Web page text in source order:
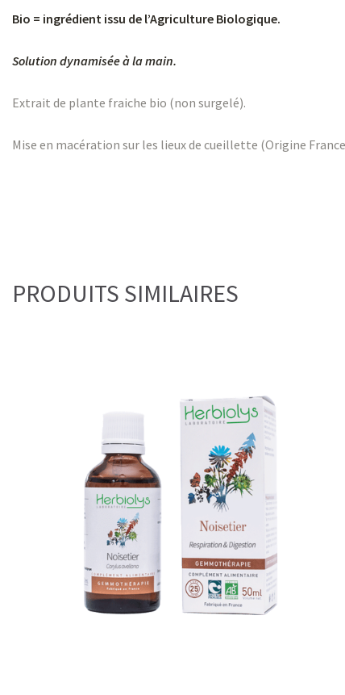
Bio = ingrédient issu de l’Agriculture Biologique.
Solution dynamisée à la main.
Extrait de plante fraiche bio (non surgelé).
Mise en macération sur les lieux de cueillette (Origine
PRODUITS SIMILAIRES